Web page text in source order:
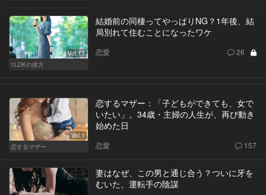
Vol.17
1LDKの彼方
結婚前の同棲ってやっぱりNG？1年後、結
局別れて住むことになったワケ
恋愛 26
Vol.1
恋するマザー
恋するマザー：「子どもができても、女で
いたい」。34歳・主婦の人生が、再び動き
始めた日
恋愛 157
妻はなぜ、この男と通じ合う？ついに牙を
むいた、運転手の陰謀